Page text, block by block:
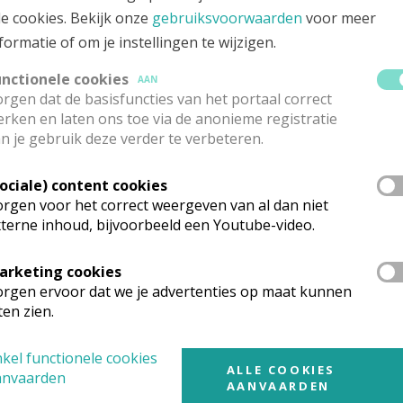
vanuit de Sint-Amanduskerk: Een tocht van
Fotozoektocht
-GPS-file
vanuit de Sint-Jozef Arbeiderkerk: Een tocht
-GPS-file
vanuit de Sint-Maria-Bernardakerk: Een
(Route voor de fietser heeft een
je bidden onderweg? Een weesgegroetje, een
het Mariabeeld.
jullie lichaam en ziel een deugddoende tocht toe!
bezinningvan onze pastoor Dirk Decuypere.
cookies. Bekijk onze gebruiksvoorwaarden voor meer
of om je instellingen te wijzigen.
cookies
AAN
dat de basisfuncties van het portaal correct
en laten ons toe via de anonieme registratie
je gebruik deze verder te verbeteren.
content cookies
voor het correct weergeven van al dan niet
inhoud, bijvoorbeeld een Youtube-video.
cookies
ervoor dat we je advertenties op maat kunnen
zien.
functionele cookies
ALLE COOKIES
AANVAARDEN